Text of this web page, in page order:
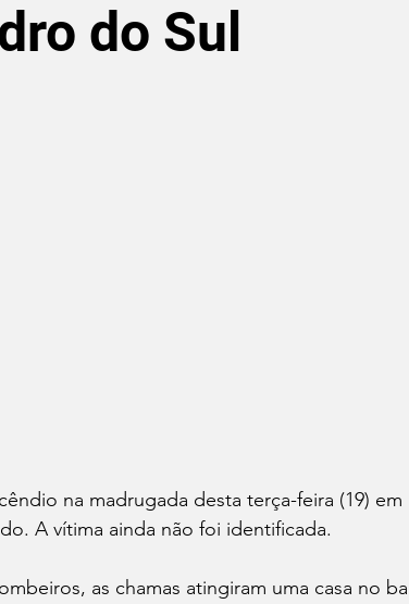
do Sul
na madrugada desta terça-feira (19)
A vítima ainda não foi identificada.
as chamas atingiram uma casa no